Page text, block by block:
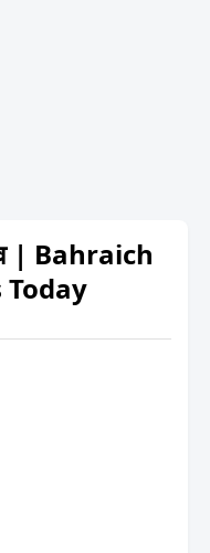
| Bahraich